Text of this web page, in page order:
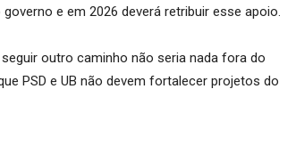
e em 2026 deverá retribuir esse apoio.
outro caminho não seria nada fora do
PSD e UB não devem fortalecer projetos do